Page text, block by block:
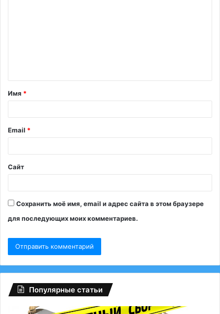
т
а
й
*
Имя *
Email *
Сайт
Сохранить моё имя, email и адрес сайта в этом браузере
для последующих моих комментариев.
Популярные статьи
Глобальный